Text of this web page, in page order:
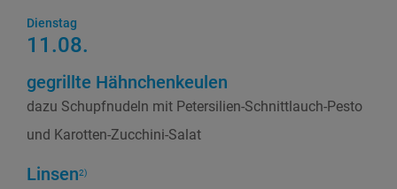
Dienstag
11.08.
gegrillte Hähnchenkeulen
dazu Schupfnudeln mit Petersilien-Schnittlauch-Pesto
und Karotten-Zucchini-Salat
Linsen2)